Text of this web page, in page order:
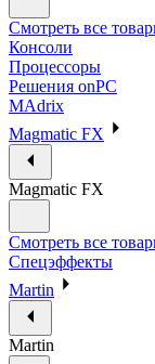
Смотреть все
Консоли
Процессоры
Решения onPC
MAdrix
Magmatic FX
Magmatic FX
Смотреть все
Спецэффекты
Martin
Martin